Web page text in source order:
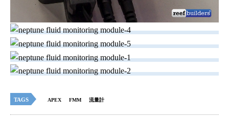
TAGS APEX FMM 流量計